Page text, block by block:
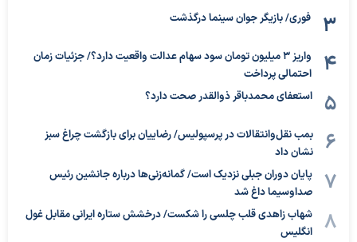
فوری/ بازیگر جوان سینما درگذشت
واریز ۳ میلیون تومان سود سهام عدالت واقعیت دارد؟/ جزئیات زمان
احتمالی پرداخت
استعفای محمدباقر ذوالقدر صحت دارد؟
بمب نقل‌وانتقالات در پرسپولیس/ رضاییان برای بازگشت چراغ سبز
نشان داد
پایان دوران جبلی نزدیک است/ گمانه‌زنی‌ها درباره جانشین رئیس
صداوسیما داغ شد
شهاب زاهدی قلب چلسی را شکست/ درخشش ستاره ایرانی مقابل غول
انگلیس